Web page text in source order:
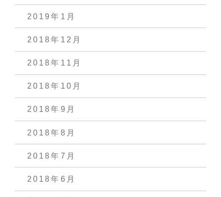
2019年1月
2018年12月
2018年11月
2018年10月
2018年9月
2018年8月
2018年7月
2018年6月